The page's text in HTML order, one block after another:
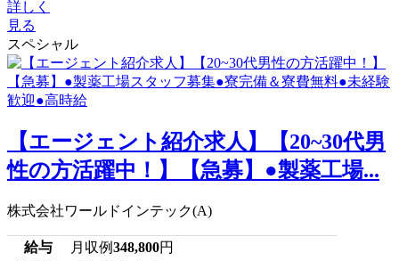
詳しく
見る
スペシャル
【エージェント紹介求人】【20~30代男
性の方活躍中！】【急募】●製薬工場...
株式会社ワールドインテック(A)
給与 月収例348,800円